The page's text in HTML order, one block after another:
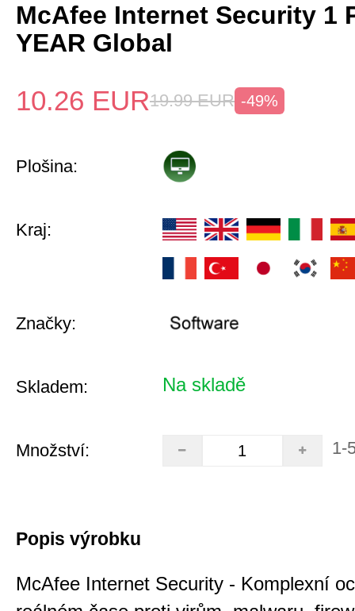
McAfee Internet Security 1
YEAR Global
10.26 EUR19.99 EUR -49%
Plošina:
Kraj:
Značky:
Skladem: Na skladě
Množství: 1-
Popis výrobku
McAfee Internet Security - Komplexní